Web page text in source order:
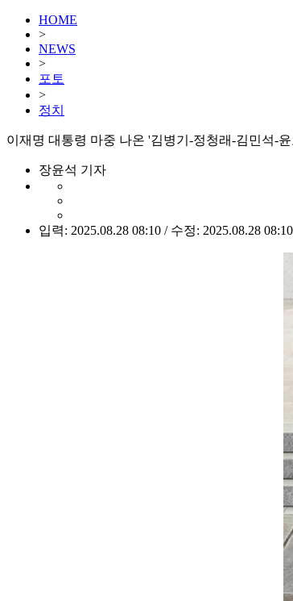
HOME
>
NEWS
>
포토
>
정치
이재명 대통령 마중 나온 '김병기-정청래-김민석-
장윤석 기자
입력: 2025.08.28 08:10 / 수정: 2025.08.28 08:10